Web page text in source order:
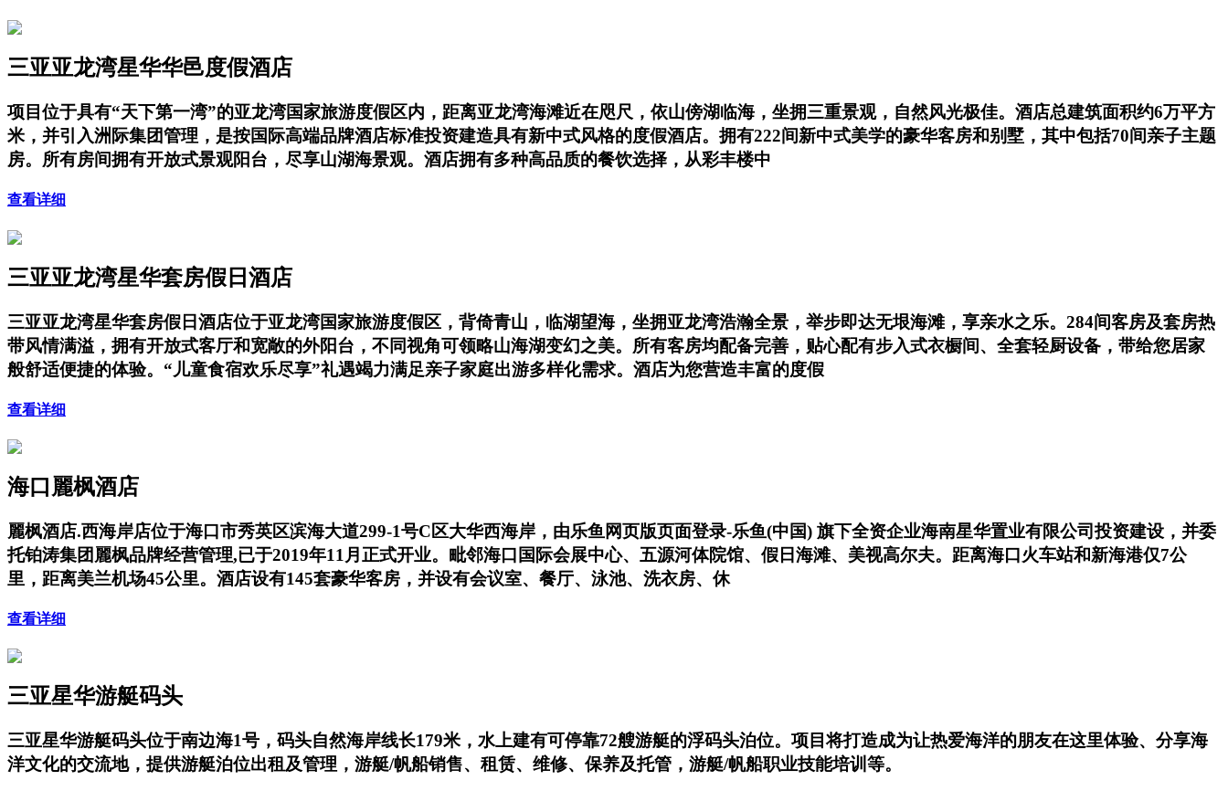
三亚亚龙湾星华华邑度假酒店
项目位于具有“天下第一湾”的亚龙湾国家旅游度假区内，距离亚龙湾海滩近在咫尺，依山傍湖临海，坐拥三重景观，自然风光极佳。酒店总建筑面积约6万平方
米，并引入洲际集团管理，是按国际高端品牌酒店标准投资建造具有新中式风格的度假酒店。拥有222间新中式美学的豪华客房和别墅，其中包括70间亲子主题
房。所有房间拥有开放式景观阳台，尽享山湖海景观。酒店拥有多种高品质的餐饮选择，从彩丰楼中
查看详细
三亚亚龙湾星华套房假日酒店
三亚亚龙湾星华套房假日酒店位于亚龙湾国家旅游度假区，背倚青山，临湖望海，坐拥亚龙湾浩瀚全景，举步即达无垠海滩，享亲水之乐。284间客房及套房热
带风情满溢，拥有开放式客厅和宽敞的外阳台，不同视角可领略山海湖变幻之美。所有客房均配备完善，贴心配有步入式衣橱间、全套轻厨设备，带给您居家
般舒适便捷的体验。“儿童食宿欢乐尽享”礼遇竭力满足亲子家庭出游多样化需求。酒店为您营造丰富的度假
查看详细
海口麗枫酒店
麗枫酒店.西海岸店位于海口市秀英区滨海大道299-1号C区大华西海岸，由乐鱼网页版页面登录-乐鱼(中国) 旗下全资企业海南星华置业有限公司投资建设，并委
托铂涛集团麗枫品牌经营管理,已于2019年11月正式开业。毗邻海口国际会展中心、五源河体院馆、假日海滩、美视高尔夫。距离海口火车站和新海港仅7公
里，距离美兰机场45公里。酒店设有145套豪华客房，并设有会议室、餐厅、泳池、洗衣房、休
查看详细
三亚星华游艇码头
三亚星华游艇码头位于南边海1号，码头自然海岸线长179米，水上建有可停靠72艘游艇的浮码头泊位。项目将打造成为让热爱海洋的朋友在这里体验、分享海
洋文化的交流地，提供游艇泊位出租及管理，游艇/帆船销售、租赁、维修、保养及托管，游艇/帆船职业技能培训等。